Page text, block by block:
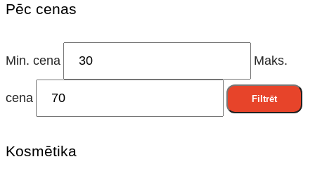
Pēc cenas
Min. cena Maks.
cena Filtrēt
Kosmētika